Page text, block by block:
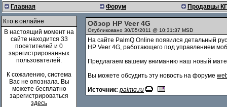
Главная Форум Продавцы
Кто в онлайне
В настоящий момент на
сайте находится 33
посетителей и 0
зарегистрированных
пользователей.
К сожалению, система
Вас не опознала. Вы
можете бесплатно
зарегистрироваться
здесь
Обзор HP Veer 4G
Опубликовано 30/05/2011 @ 10:31:37 MSD
На сайте PalmQ Online появился детальный
HP Veer 4G, работающего под управлением
Предлагаем вашему вниманию наш новый
Вы можете обсудить эту новость на форуме
Источник: palmq.ru